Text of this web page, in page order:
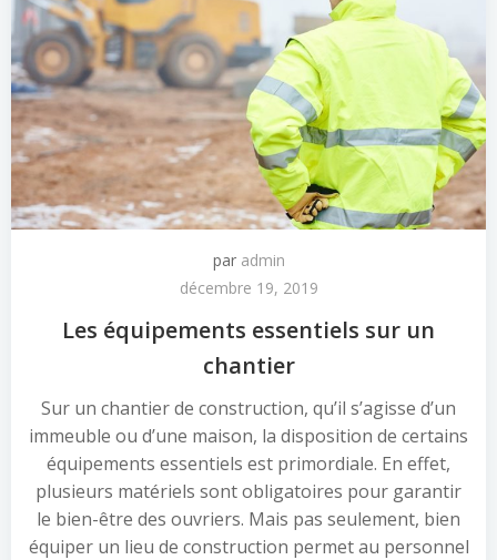
par admin
décembre 19, 2019
Les équipements essentiels sur un
chantier
Sur un chantier de construction, qu’il s’agisse d’un
immeuble ou d’une maison, la disposition de certains
équipements essentiels est primordiale. En effet,
plusieurs matériels sont obligatoires pour garantir
le bien-être des ouvriers. Mais pas seulement, bien
équiper un lieu de construction permet au personnel